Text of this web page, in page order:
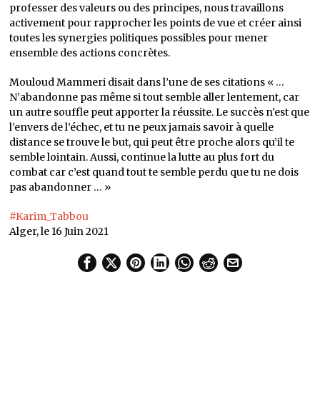
professer des valeurs ou des principes, nous travaillons
activement pour rapprocher les points de vue et créer ainsi
toutes les synergies politiques possibles pour mener
ensemble des actions concrètes.
Mouloud Mammeri disait dans l’une de ses citations « …
N’abandonne pas même si tout semble aller lentement, car
un autre souffle peut apporter la réussite. Le succès n’est que
l’envers de l’échec, et tu ne peux jamais savoir à quelle
distance se trouve le but, qui peut être proche alors qu’il te
semble lointain. Aussi, continue la lutte au plus fort du
combat car c’est quand tout te semble perdu que tu ne dois
pas abandonner … »
#Karim_Tabbou
Alger, le 16 Juin 2021